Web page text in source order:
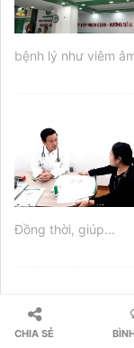
bệnh lý như viêm
Đồng thời, giúp...
CHIA SẺ